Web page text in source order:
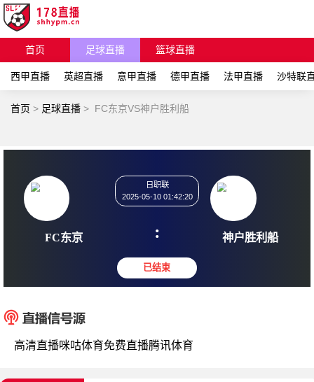
首页 足球直播 篮球直播
西甲直播 英超直播 意甲直播 德甲直播 法甲直播 沙特联
首页 > 足球直播 > FC东京VS神户胜利船
FC东京
2025-05-10 01:42:20
: 神户
高清直播咪咕体育免费直播腾讯体育